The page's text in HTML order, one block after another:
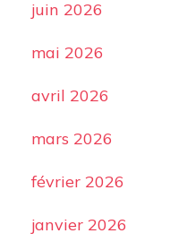
juin 2026
mai 2026
avril 2026
mars 2026
février 2026
janvier 2026